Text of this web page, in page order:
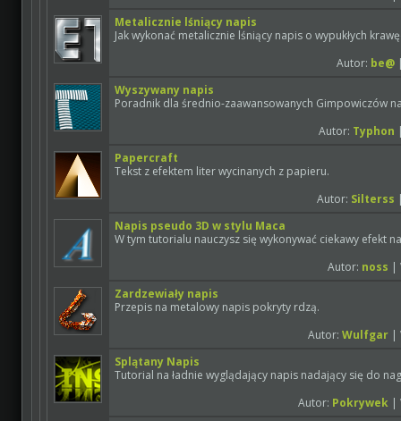
Metalicznie lśniący napis
Jak wykonać metalicznie lśniący napis o wypukłych
Autor: be@
Wyszywany napis
Poradnik dla średnio-zaawansowanych Gimpowiczów
Autor: Typhon
Papercraft
Tekst z efektem liter wycinanych z papieru.
Autor: Silterss
Napis pseudo 3D w stylu Maca
W tym tutorialu nauczysz się wykonywać ciekawy efekt
Autor: noss |
Zardzewiały napis
Przepis na metalowy napis pokryty rdzą.
Autor:Wulfgar |
Splątany Napis
Tutorial na ładnie wyglądający napis nadający się do
Autor: Pokrywek |